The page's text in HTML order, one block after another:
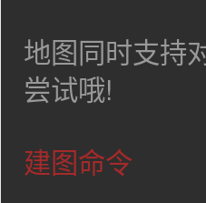
地图同时支持
尝试哦!
建图命令